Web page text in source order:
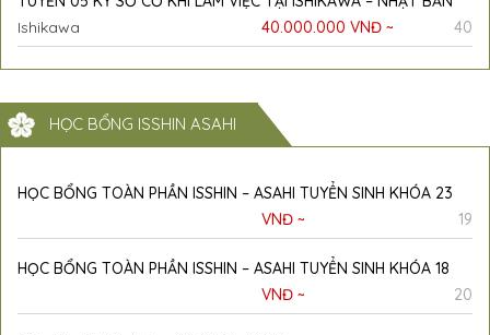
Ishikawa
40.000.000 VNĐ ~ 40
HỌC BỔNG ISSHIN ASAHI
HỌC BỔNG TOÀN PHẦN ISSHIN – ASAHI TUYỂN SINH KHÓA 23
VNĐ ~
19
HỌC BỔNG TOÀN PHẦN ISSHIN – ASAHI TUYỂN SINH KHÓA 18
VNĐ ~
20